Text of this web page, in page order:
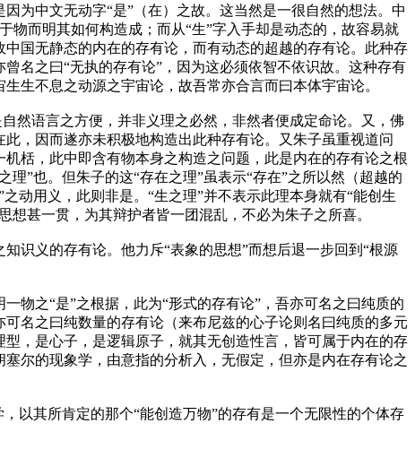
为中文无动字“是”（在）之故。这当然是一很自然的想法。中
物而明其如何构造成；而从“生”字入手却是动态的，故容易就
国无静态的内在的存有论，而有动态的超越的存有论。此种存
名之曰“无执的存有论”，因为这必须依智不依识故。这种存有
生不息之动源之宇宙论，故吾常亦合言而曰本体宇宙论。
然语言之方便，并非义理之必然，非然者便成定命论。又，佛
，因而遂亦未积极地构造出此种存有论。又朱子虽重视道问
栝，此中即含有物本身之构造之问题，此是内在的存有论之根
”也。但朱子的这“存在之理”虽表示“存在”之所以然（超越的
动用义，此则非是。“生之理”并不表示此理本身就有“能创生
甚一贯，为其辩护者皆一团混乱，不必为朱子之所喜。
识义的存有论。他力斥“表象的思想”而想后退一步回到“根源
物之“是”之根据，此为“形式的存有论”，吾亦可名之曰纯质的
名之曰纯数量的存有论（来布尼兹的心子论则名曰纯质的多元
，是心子，是逻辑原子，就其无创造性言，皆可属于内在的存
尔的现象学，由意指的分析入，无假定，但亦是内在存有论之
以其所肯定的那个“能创造万物”的存有是一个无限性的个体存